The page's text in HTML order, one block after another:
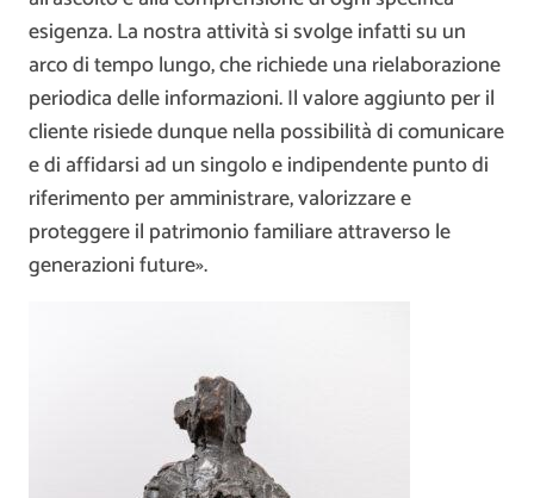
esigenza. La nostra attività si svolge infatti su un
arco di tempo lungo, che richiede una rielaborazione
periodica delle informazioni. Il valore aggiunto per il
cliente risiede dunque nella possibilità di comunicare
e di affidarsi ad un singolo e indipendente punto di
riferimento per amministrare, valorizzare e
proteggere il patrimonio familiare attraverso le
generazioni future».